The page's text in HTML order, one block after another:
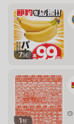
7枚
1枚